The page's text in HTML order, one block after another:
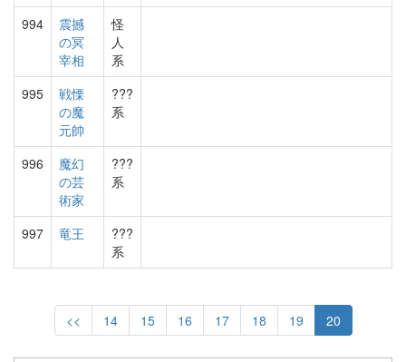
994
震撼
の冥
宰相
怪
人
系
995
戦慄
の魔
元帥
???
系
996
魔幻
の芸
術家
???
系
997 竜王
???
系
<< 14 15 16 17 18 19 20